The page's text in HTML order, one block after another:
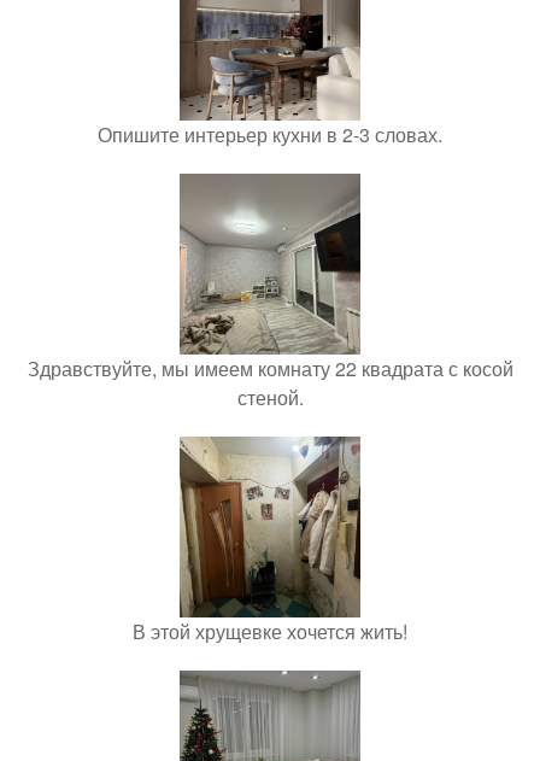
Опишите интерьер кухни в 2-3 словах.
Здравствуйте, мы имеем комнату 22 квадрата с косой
стеной.
В этой хрущевке хочется жить!